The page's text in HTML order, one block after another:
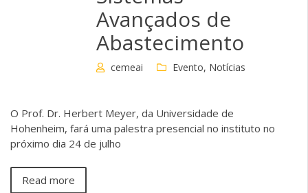
Avançados de
Abastecimento
cemeai Evento, Notícias
O Prof. Dr. Herbert Meyer, da Universidade de
Hohenheim, fará uma palestra presencial no instituto no
próximo dia 24 de julho
Read more